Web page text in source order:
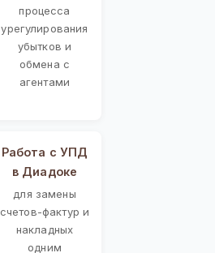
процесса
урегулирования
убытков и
обмена с
агентами
Работа с УПД
в Диадоке
для замены
счетов-фактур и
накладных
одним